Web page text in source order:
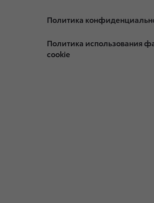
Политика
Политика использования
cookie